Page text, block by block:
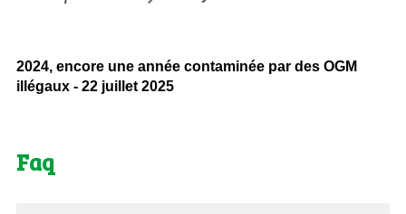
2024, encore une année contaminée par des OGM
illégaux - 22 juillet 2025
Faq